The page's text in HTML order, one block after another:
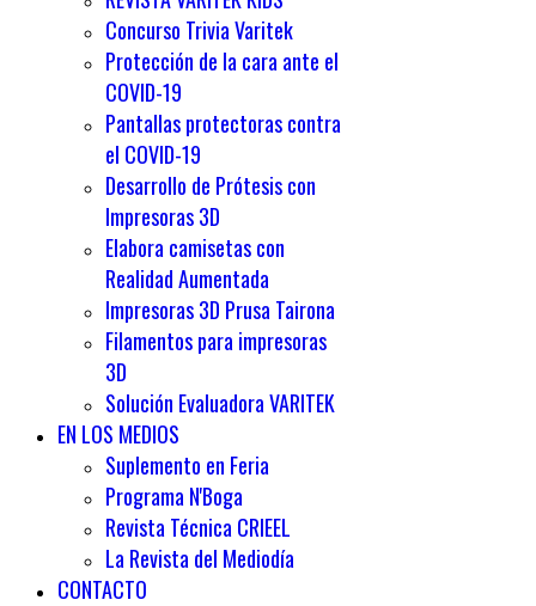
Concurso Trivia Varitek
Protección de la cara ante el
COVID-19
Pantallas protectoras contra
el COVID-19
Desarrollo de Prótesis con
Impresoras 3D
Elabora camisetas con
Realidad Aumentada
Impresoras 3D Prusa Tairona
Filamentos para impresoras
3D
Solución Evaluadora VARITEK
EN LOS MEDIOS
Suplemento en Feria
Programa N'Boga
Revista Técnica CRIEEL
La Revista del Mediodía
CONTACTO